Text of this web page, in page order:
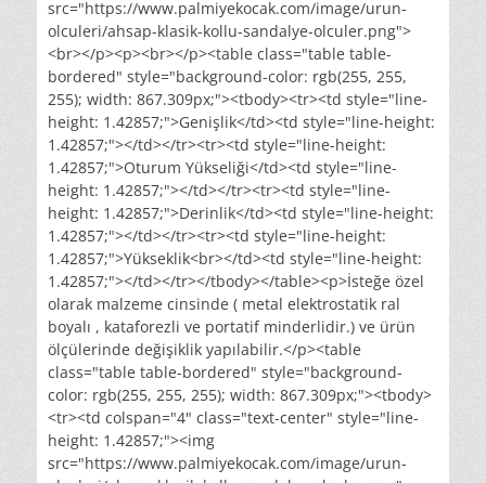
src="https://www.palmiyekocak.com/image/urun-
olculeri/ahsap-klasik-kollu-sandalye-olculer.png">
<br></p><p><br></p><table class="table table-
bordered" style="background-color: rgb(255, 255,
255); width: 867.309px;"><tbody><tr><td style="line-
height: 1.42857;">Genişlik</td><td style="line-height:
1.42857;"></td></tr><tr><td style="line-height:
1.42857;">Oturum Yükseliği</td><td style="line-
height: 1.42857;"></td></tr><tr><td style="line-
height: 1.42857;">Derinlik</td><td style="line-height:
1.42857;"></td></tr><tr><td style="line-height:
1.42857;">Yükseklik<br></td><td style="line-height:
1.42857;"></td></tr></tbody></table><p>İsteğe özel
olarak malzeme cinsinde ( metal elektrostatik ral
boyalı , kataforezli ve portatif minderlidir.) ve ürün
ölçülerinde değişiklik yapılabilir.</p><table
class="table table-bordered" style="background-
color: rgb(255, 255, 255); width: 867.309px;"><tbody>
<tr><td colspan="4" class="text-center" style="line-
height: 1.42857;"><img
src="https://www.palmiyekocak.com/image/urun-